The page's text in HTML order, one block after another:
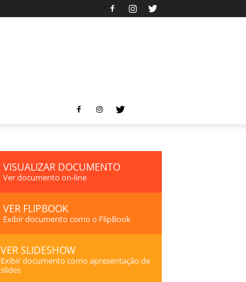
VISUALIZAR DOCUMENTO
Ver documento on-line
VER FLIPBOOK
Exibir documento como o FlipBook
VER SLIDESHOW
Exibir documento como apresentação de
slides